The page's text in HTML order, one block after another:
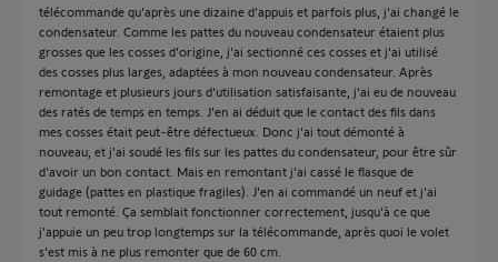
télécommande qu'après une dizaine d'appuis et parfois plus, j'ai changé le
condensateur. Comme les pattes du nouveau condensateur étaient plus
grosses que les cosses d'origine, j'ai sectionné ces cosses et j'ai utilisé
des cosses plus larges, adaptées à mon nouveau condensateur. Après
remontage et plusieurs jours d'utilisation satisfaisante, j'ai eu de nouveau
des ratés de temps en temps. J'en ai déduit que le contact des fils dans
mes cosses était peut-être défectueux. Donc j'ai tout démonté à
nouveau, et j'ai soudé les fils sur les pattes du condensateur, pour être sûr
d'avoir un bon contact. Mais en remontant j'ai cassé le flasque de
guidage (pattes en plastique fragiles). J'en ai commandé un neuf et j'ai
tout remonté. Ça semblait fonctionner correctement, jusqu'à ce que
j'appuie un peu trop longtemps sur la télécommande, après quoi le volet
s'est mis à ne plus remonter que de 60 cm.